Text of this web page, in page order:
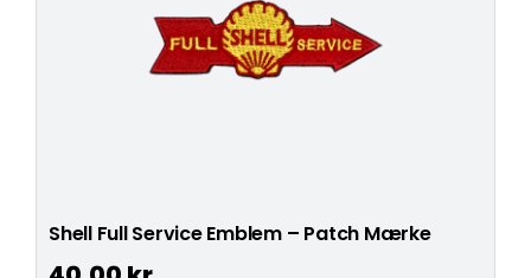
Shell Full Service Emblem – Patch Mærke